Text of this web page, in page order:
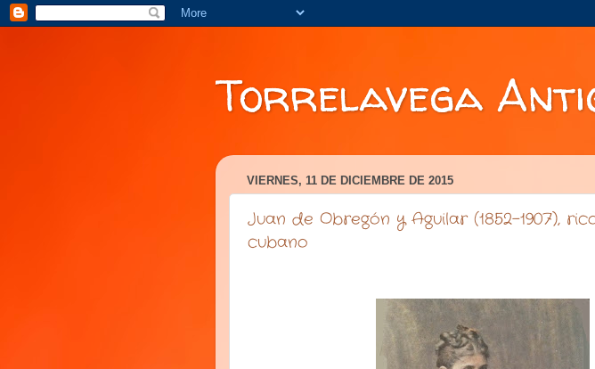
Torrelavega
VIERNES, 11 DE DICIEMBRE DE 2015
Juan de Obregón y Aguilar (1852-1907),
cubano